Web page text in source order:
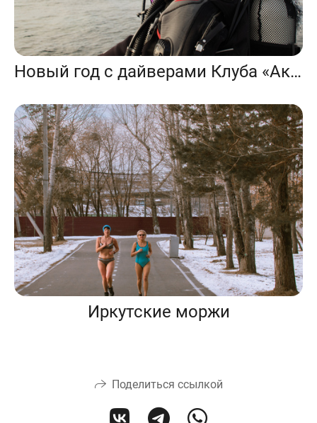
Новый год с дайверами Клуба «Аква-Эко»
Иркутские моржи
Поделиться ссылкой